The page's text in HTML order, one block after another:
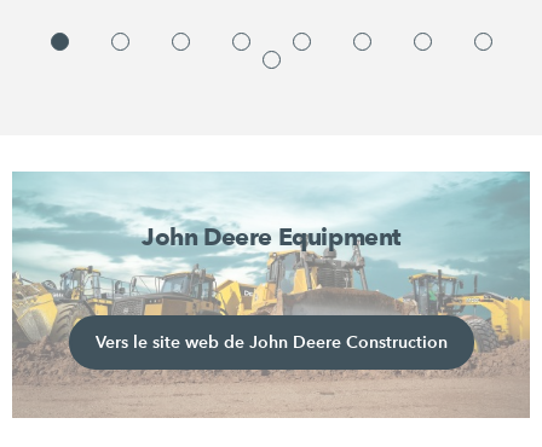
John Deere Equipment
Vers le site web de John Deere Construction